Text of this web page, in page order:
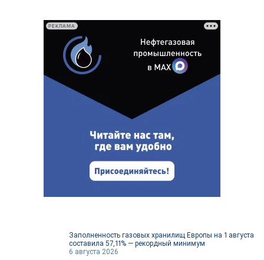
Заполненность газовых хранилищ Европы на 1 августа
составила 57,11% — рекордный минимум
6 августа 2026
РЕКЛАМА